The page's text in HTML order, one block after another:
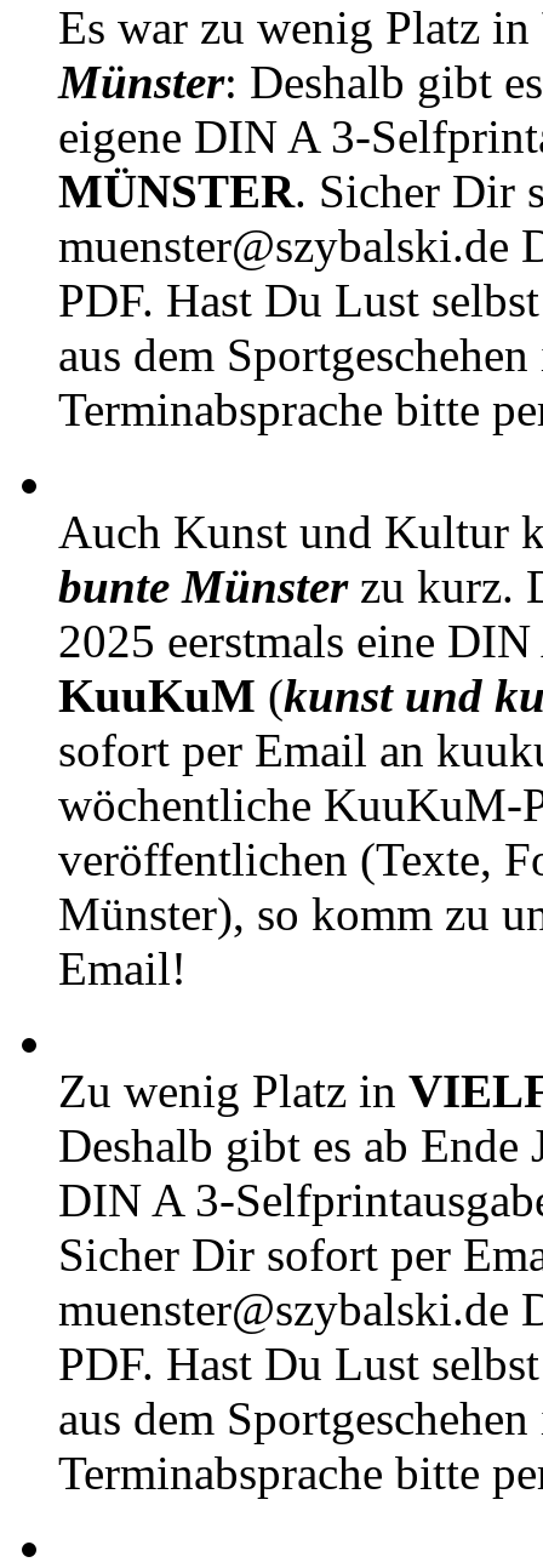
Es war zu wenig Platz in
Münster: Deshalb gibt
eigene DIN A 3-
MÜNSTER. Sicher Dir
muenster@szybalski.de
PDF. Hast Du Lust
aus dem
Terminabsprache bitte
Auch Kunst und Kultur
bunte Münsterzu kurz.
2025 eerstmals eine
KuuKuM (kunst und
sofort per Email an
wöchentliche KuuKuM-
veröffentlichen (Texte,
Münster), so komm zu
Email!
Zu wenig Platz in
Deshalb gibt es ab Ende
DIN A 3-
Sicher Dir sofort per
muenster@szybalski.de
PDF. Hast Du Lust
aus dem
Terminabsprache bitte